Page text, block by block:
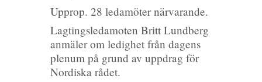
Upprop. 28 ledamöter närvarande.
Lagtingsledamoten Britt Lundberg
anmäler om ledighet från dagens
plenum på grund av uppdrag för
Nordiska rådet.